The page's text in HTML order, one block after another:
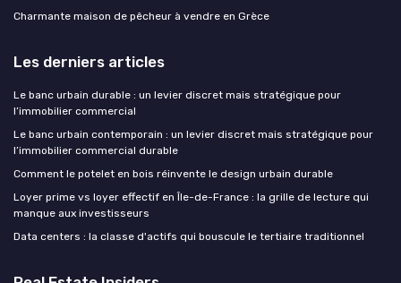
Charmante maison de pêcheur à vendre en Grèce
Les derniers articles
Le banc urbain durable : un levier discret mais stratégique pour
l’immobilier commercial
Le banc urbain contemporain : un levier discret mais stratégique pour
l’immobilier commercial durable
Comment le potelet en bois réinvente le design urbain durable
Loyer prime vs loyer effectif en Île-de-France : la grille de lecture qui
manque aux investisseurs
Data centers : la classe d'actifs qui bouscule le tertiaire traditionnel